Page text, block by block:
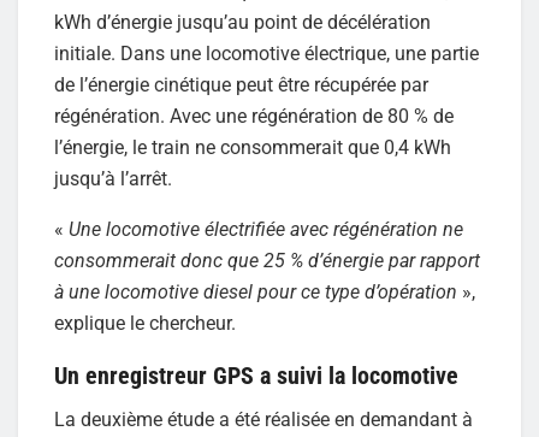
kWh d’énergie jusqu’au point de décélération
initiale. Dans une locomotive électrique, une partie
de l’énergie cinétique peut être récupérée par
régénération. Avec une régénération de 80 % de
l’énergie, le train ne consommerait que 0,4 kWh
jusqu’à l’arrêt.
« Une locomotive électrifiée avec régénération ne
consommerait donc que 25 % d’énergie par rapport
à une locomotive diesel pour ce type d’opération »,
explique le chercheur.
Un enregistreur GPS a suivi la locomotive
La deuxième étude a été réalisée en demandant à